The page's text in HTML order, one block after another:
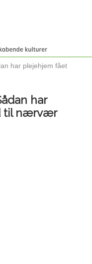
har plejehjem fået
har
til nærvær